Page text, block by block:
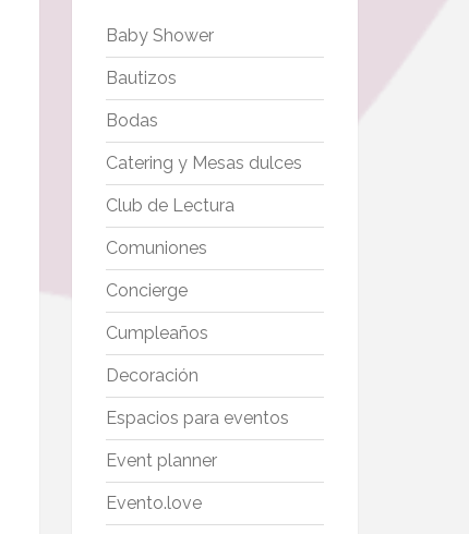
Baby Shower
Bautizos
Bodas
Catering y Mesas dulces
Club de Lectura
Comuniones
Concierge
Cumpleaños
Decoración
Espacios para eventos
Event planner
Evento.love